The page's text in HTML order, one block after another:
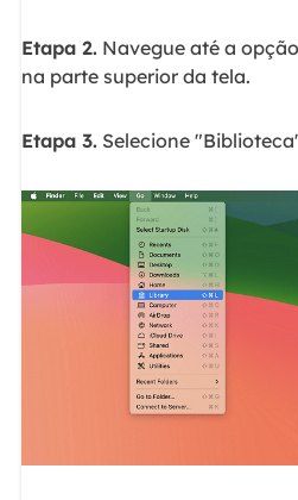
Etapa 2.Navegue até a
na parte superior da tela.
Etapa 3.Selecione